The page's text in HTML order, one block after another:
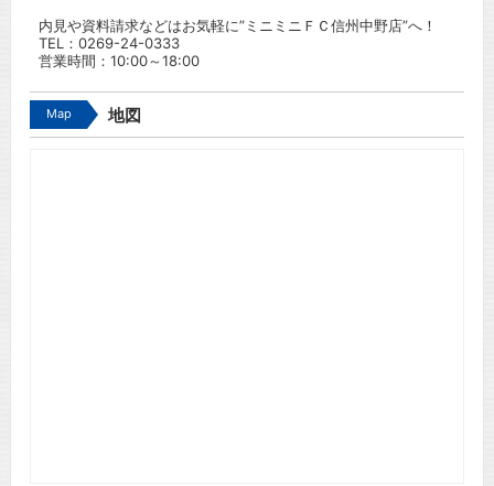
内見や資料請求などはお気軽に”ミニミニＦＣ信州中野店”へ！
TEL： 0269-24-0333
営業時間：10:00～18:00
Map 地図